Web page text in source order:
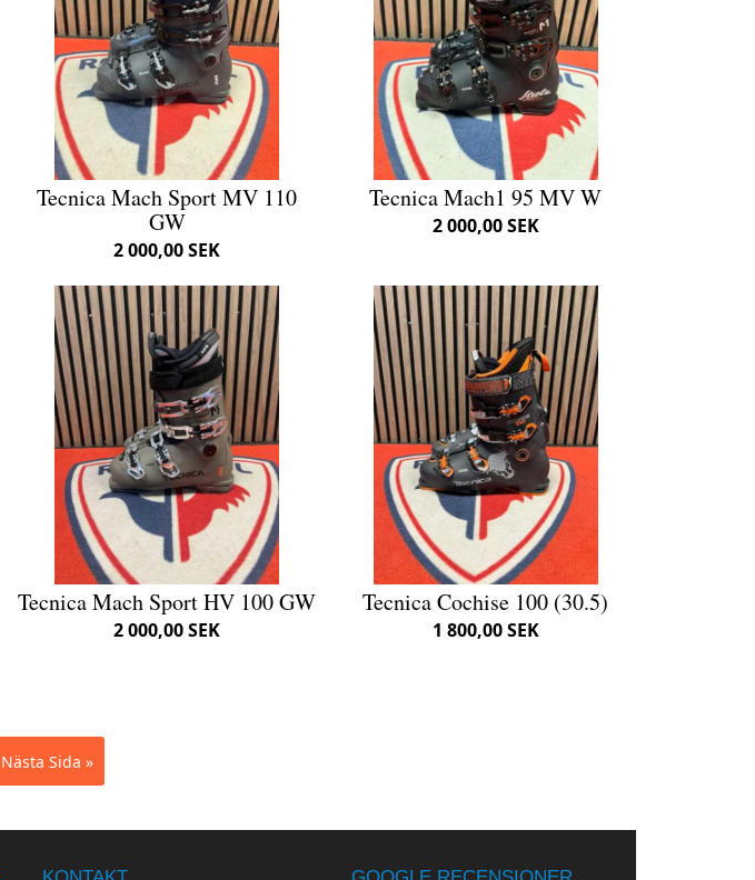
Tecnica Mach Sport MV 110
GW
2 000,00 SEK
Tecnica Mach1 95 MV W
2 000,00 SEK
Tecnica Mach Sport HV 100 GW
2 000,00 SEK
Tecnica Cochise 100 (30.5)
1 800,00 SEK
Nästa Sida »